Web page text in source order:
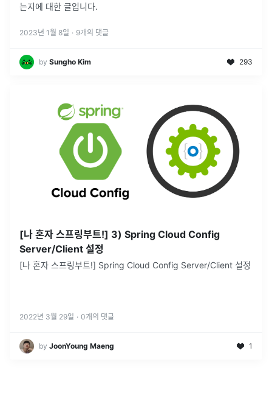
는지에 대한 글입니다.
2023년 1월 8일 · 9개의 댓글
by Sungho Kim 293
[나 혼자 스프링부트!] 3) Spring Cloud Config
Server/Client 설정
[나 혼자 스프링부트!] Spring Cloud Config Server/Client 설정
2022년 3월 29일 · 0개의 댓글
by JoonYoung Maeng 1